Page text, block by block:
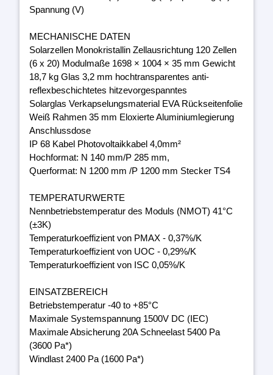
Spannung (V)
MECHANISCHE DATEN
Solarzellen Monokristallin Zellausrichtung 120 Zellen
(6 x 20) Modulmaße 1698 × 1004 × 35 mm Gewicht
18,7 kg Glas 3,2 mm hochtransparentes anti-
reflexbeschichtetes hitzevorgespanntes
Solarglas Verkapselungsmaterial EVA Rückseitenfolie
Weiß Rahmen 35 mm Eloxierte Aluminiumlegierung
Anschlussdose
IP 68 Kabel Photovoltaikkabel 4,0mm²
Hochformat: N 140 mm/P 285 mm,
Querformat: N 1200 mm /P 1200 mm Stecker TS4
TEMPERATURWERTE
Nennbetriebstemperatur des Moduls (NMOT) 41°C
(±3K)
Temperaturkoeffizient von PMAX - 0,37%/K
Temperaturkoeffizient von UOC - 0,29%/K
Temperaturkoeffizient von ISC 0,05%/K
EINSATZBEREICH
Betriebstemperatur -40 to +85°C
Maximale Systemspannung 1500V DC (IEC)
Maximale Absicherung 20A Schneelast 5400 Pa
(3600 Pa*)
Windlast 2400 Pa (1600 Pa*)